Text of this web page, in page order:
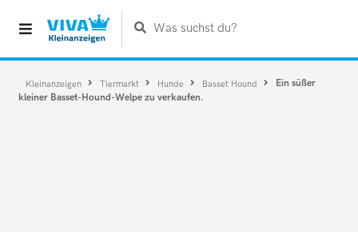
Was suchst du?
Kleinanzeigen Tiermarkt Hunde Basset Hound
Ein süßer
kleiner Basset-Hound-Welpe zu verkaufen.